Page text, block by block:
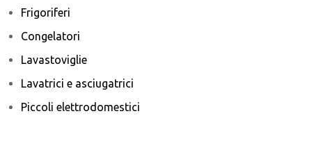
Frigoriferi
Congelatori
Lavastoviglie
Lavatrici e asciugatrici
Piccoli elettrodomestici